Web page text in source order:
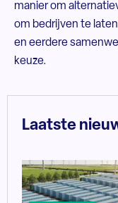
manier om
om bedrijven te
en eerdere
keuze.
Laatste